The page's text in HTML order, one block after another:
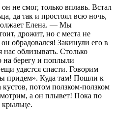
не смог, только вплавь. Встал
да так и простоял всю ночь,
Елена. — Мы
дрожит, но с места не
обрадовался! Закинули его в
нас облизывать. Столько
на берегу и поплыли
удастся спасти. Говорим
придем». Куда там! Пошли к
кустов, потом ползком-ползком
а он плывет! Пока по